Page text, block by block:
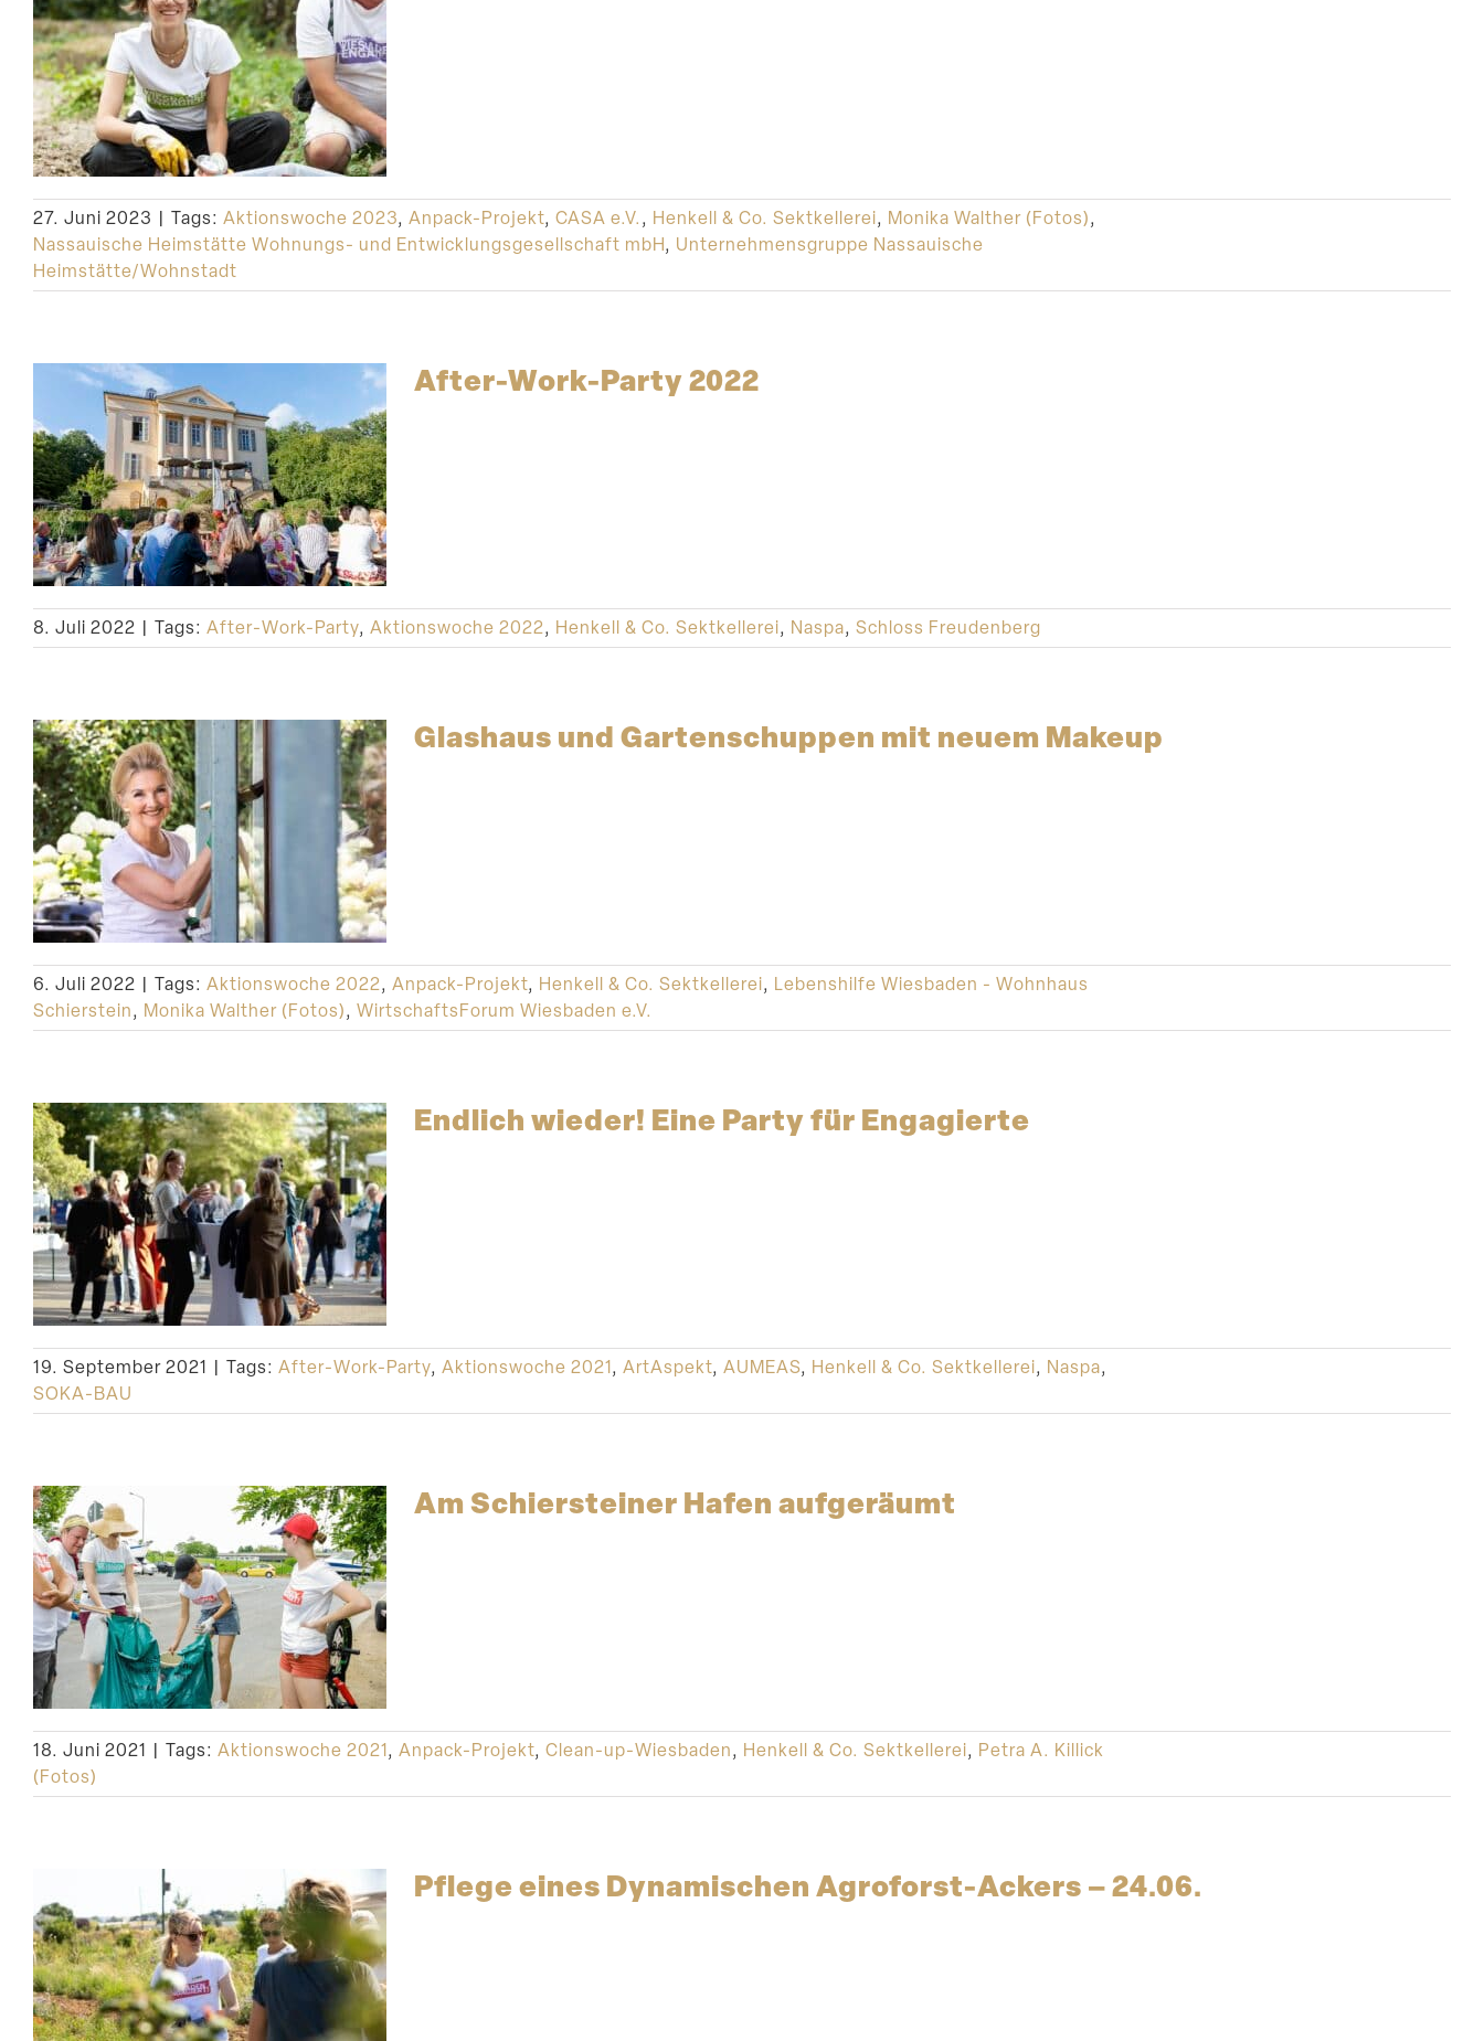
27. Juni 2023 | Tags: Aktionswoche 2023, Anpack-Projekt, CASA e.V., Henkell & Co. Sektkellerei, Monika Walther (Fotos),
Nassauische Heimstätte Wohnungs- und Entwicklungsgesellschaft mbH, Unternehmensgruppe Nassauische
Heimstätte/Wohnstadt
After-Work-Party 2022
8. Juli 2022 | Tags: After-Work-Party, Aktionswoche 2022, Henkell & Co. Sektkellerei, Naspa, Schloss Freudenberg
Glashaus und Garten­schuppen mit neuem Makeup
6. Juli 2022 | Tags: Aktionswoche 2022, Anpack-Projekt, Henkell & Co. Sektkellerei, Lebenshilfe Wiesbaden - Wohnhaus
Schierstein, Monika Walther (Fotos), WirtschaftsForum Wiesbaden e.V.
Endlich wieder! Eine Party für Engagierte
19. September 2021 | Tags: After-Work-Party, Aktionswoche 2021, ArtAspekt, AUMEAS, Henkell & Co. Sektkellerei, Naspa,
SOKA-BAU
Am Schier­steiner Hafen aufgeräumt
18. Juni 2021 | Tags: Aktionswoche 2021, Anpack-Projekt, Clean-up-Wiesbaden, Henkell & Co. Sektkellerei, Petra A. Killick
(Fotos)
Pflege eines Dynami­schen Agroforst-Ackers – 24.06.